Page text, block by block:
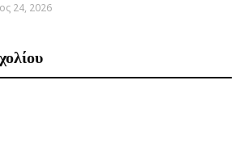
24, 2026